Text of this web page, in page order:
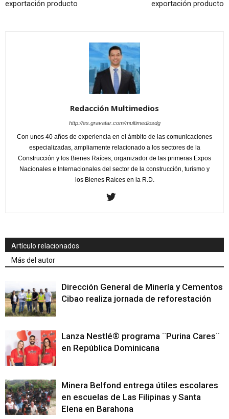
exportación producto exportación producto
Redacción Multimedios
http://es.gravatar.com/multimediosdg
Con unos 40 años de experiencia en el ámbito de las comunicaciones
especializadas, ampliamente relacionado a los sectores de la
Construcción y los Bienes Raíces, organizador de las primeras Expos
Nacionales e Internacionales del sector de la construcción, turismo y
los Bienes Raíces en la R.D.
Artículo relacionados
Más del autor
Dirección General de Minería y Cementos
Cibao realiza jornada de reforestación
Lanza Nestlé® programa ¨Purina Cares¨
en República Dominicana
Minera Belfond entrega útiles escolares
en escuelas de Las Filipinas y Santa
Elena en Barahona